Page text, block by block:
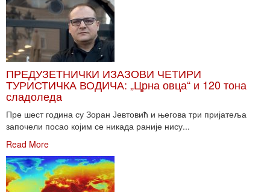
ПРЕДУЗЕТНИЧКИ ИЗАЗОВИ ЧЕТИРИ
ТУРИСТИЧКА ВОДИЧА: „Црна овца“ и 120 тона
сладоледа
Пре шест година су Зоран Јевтовић и његова три пријатеља
започели посао којим се никада раније нису...
Read More